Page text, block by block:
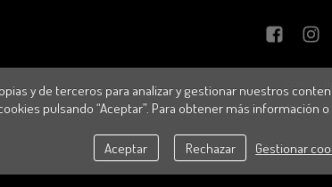
política
y de terceros para analizar y gestionar nuestros
pulsando “Aceptar”. Para obtener más información
Aceptar Rechazar Gestionar